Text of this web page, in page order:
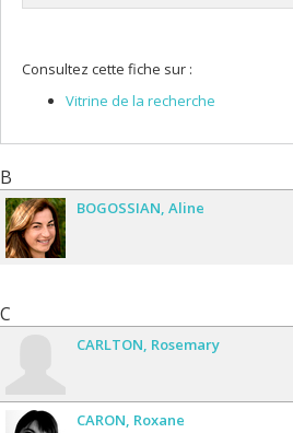
Consultez cette fiche sur :
Vitrine de la recherche
B
BOGOSSIAN Aline
C
CARLTON Rosemary
CARON Roxane